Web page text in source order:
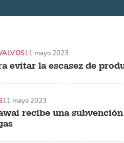
evitar la escasez de
11 mayo 2023
recibe una
11 mayo 2023